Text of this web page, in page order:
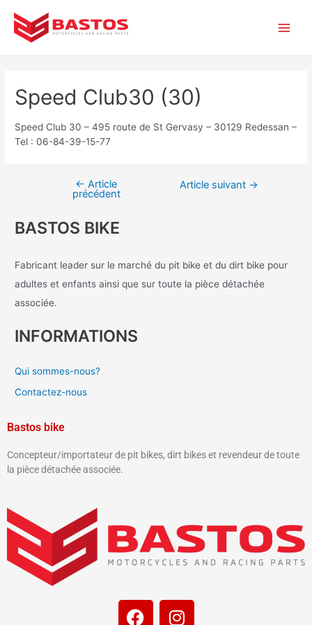
contenu
Speed Club30 (30)
Speed Club 30 – 495 route de St Gervasy – 30129 Redessan –
Tel : 06-84-39-15-77
de
l’article
← Article
précédent
Article suivant →
BASTOS BIKE
Fabricant leader sur le marché du pit bike et du dirt bike pour
adultes et enfants ainsi que sur toute la pièce détachée
associée.
INFORMATIONS
Qui sommes-nous?
Contactez-nous
Bastos bike
Concepteur/importateur de pit bikes, dirt bikes et revendeur de toute
la pièce détachée associée.
F
I